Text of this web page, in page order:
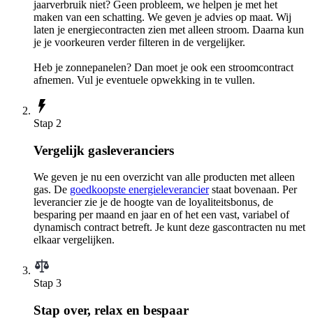
jaarverbruik niet? Geen probleem, we helpen je met het
maken van een schatting. We geven je advies op maat. Wij
laten je energiecontracten zien met alleen stroom. Daarna kun
je je voorkeuren verder filteren in de vergelijker.
Heb je zonnepanelen? Dan moet je ook een stroomcontract
afnemen. Vul je eventuele opwekking in te vullen.
Stap 2
Vergelijk gasleveranciers
We geven je nu een overzicht van alle producten met alleen
gas. De goedkoopste energieleverancierstaat bovenaan. Per
leverancier zie je de hoogte van de loyaliteitsbonus, de
besparing per maand en jaar en of het een vast, variabel of
dynamisch contract betreft. Je kunt deze gascontracten nu met
elkaar vergelijken.
Stap 3
Stap over, relax en bespaar